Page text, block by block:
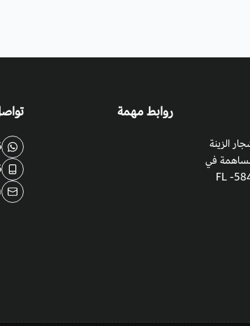
الزينة
في
روابط مهمة